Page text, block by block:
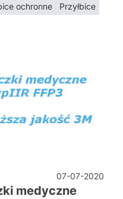
ochronne
Przyłbice
07-07-2020
medyczne